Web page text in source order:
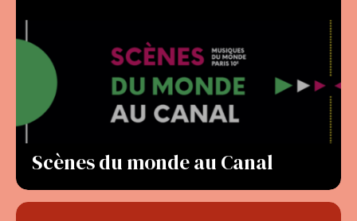
Scènes du monde au Canal